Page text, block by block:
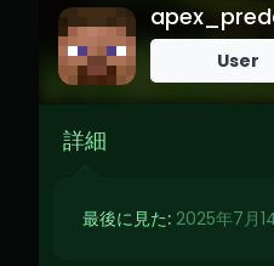
User
詳細
最後に見た: 2025年7月